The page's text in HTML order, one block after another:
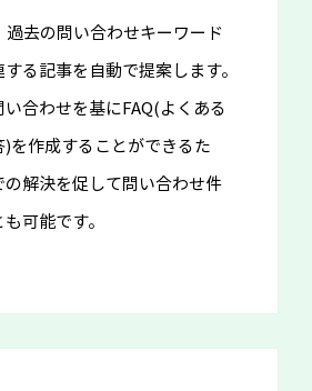
去の問い合わせキーワード
る記事を自動で提案します。
合わせを基にFAQ(よくある
を作成することができるた
解決を促して問い合わせ件
可能です。